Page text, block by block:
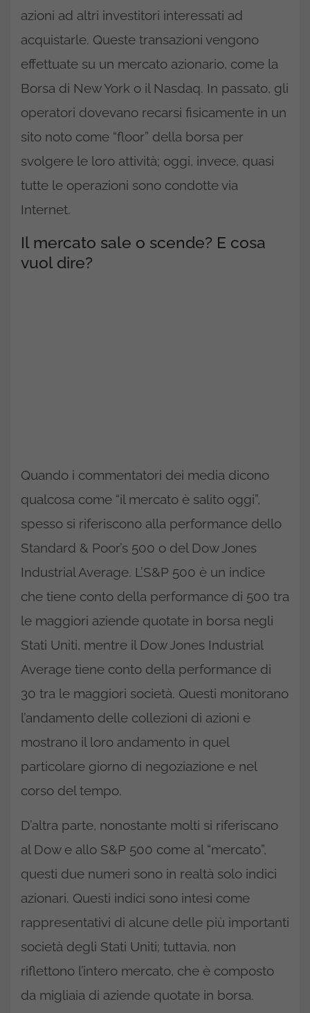
azioni ad altri investitori interessati ad
acquistarle. Queste transazioni vengono
effettuate su un mercato azionario, come la
Borsa di New York o il Nasdaq. In passato, gli
operatori dovevano recarsi fisicamente in un
sito noto come “floor” della borsa per
svolgere le loro attività; oggi, invece, quasi
tutte le operazioni sono condotte via
Internet.
Il mercato sale o scende? E cosa
vuol dire?
Quando i commentatori dei media dicono
qualcosa come “il mercato è salito oggi”,
spesso si riferiscono alla performance dello
Standard & Poor’s 500 o del Dow Jones
Industrial Average. L’S&P 500 è un indice
che tiene conto della performance di 500 tra
le maggiori aziende quotate in borsa negli
Stati Uniti, mentre il Dow Jones Industrial
Average tiene conto della performance di
30 tra le maggiori società. Questi monitorano
l’andamento delle collezioni di azioni e
mostrano il loro andamento in quel
particolare giorno di negoziazione e nel
corso del tempo.
D’altra parte, nonostante molti si riferiscano
al Dow e allo S&P 500 come al “mercato”,
questi due numeri sono in realtà solo indici
azionari. Questi indici sono intesi come
rappresentativi di alcune delle più importanti
società degli Stati Uniti; tuttavia, non
riflettono l’intero mercato, che è composto
da migliaia di aziende quotate in borsa.